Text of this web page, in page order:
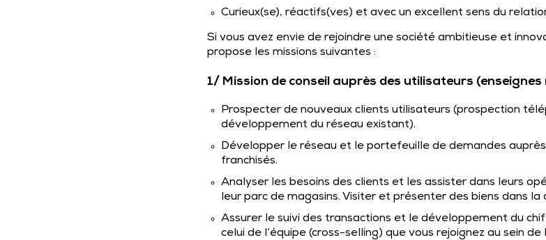
Curieux(se), réactifs(ves) et avec un excellent sens du
Si vous avez envie de rejoindre une société ambitieuse et
propose les missions suivantes :
1/ Mission de conseil auprès des utilisateurs (enseignes
Prospecter de nouveaux clients utilisateurs (prospection
développement du réseau existant).
Développer le réseau et le portefeuille de demandes
franchisés.
Analyser les besoins des clients et les assister dans leurs
leur parc de magasins. Visiter et présenter des biens dans la
Assurer le suivi des transactions et le développement du
celui de l’équipe (cross-selling) que vous rejoignez au sein de